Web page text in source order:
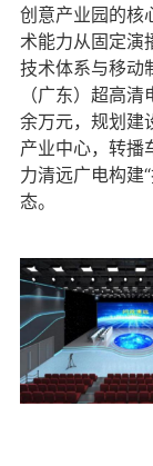
创意产业园的核
术能力从固定演
技术体系与移动
（广东）超高
余万元，规划建
产业中心，转播
力清远广电构建
态。